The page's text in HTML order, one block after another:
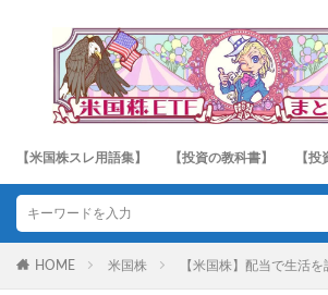
【米国株スレ用語集】 【投資の教科書】 【投
HOME 米国株 【米国株】配当で生活